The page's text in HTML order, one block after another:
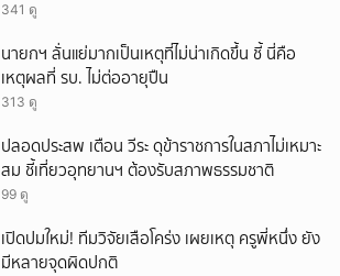
341 ดู
นายกฯ ลั่นแย่มากเป็นเหตุที่ไม่น่าเกิดขึ้น ชี้ นี่คือ
เหตุผลที่ รบ. ไม่ต่ออายุปืน
313 ดู
ปลอดประสพ เตือน วีระ ดุข้าราชการในสภาไม่เหมาะ
สม ชี้เที่ยวอุทยานฯ ต้องรับสภาพธรรมชาติ
99 ดู
เปิดปมใหม่! ทีมวิจัยเสือโคร่ง เผยเหตุ ครูพี่หนึ่ง ยัง
มีหลายจุดผิดปกติ